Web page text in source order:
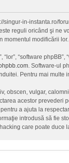
singur-in-
reguli oricând şi ne
momentul modificării lor.
“software
. Software-ul
Pentru mai multe
obscen, vulgar,
acestor prevederi
a ajuta la
introdusă să fie
care poate duce